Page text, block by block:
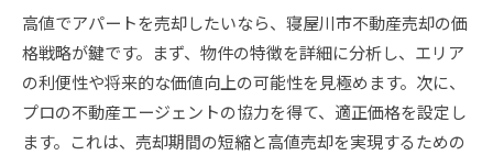
高値でアパートを売却したいなら、寝屋川市不動産売却の価
格戦略が鍵です。まず、物件の特徴を詳細に分析し、エリア
の利便性や将来的な価値向上の可能性を見極めます。次に、
プロの不動産エージェントの協力を得て、適正価格を設定し
ます。これは、売却期間の短縮と高値売却を実現するための